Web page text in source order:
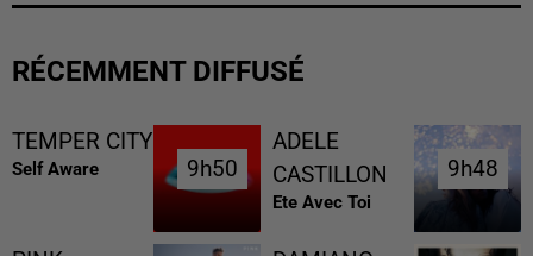
RÉCEMMENT DIFFUSÉ
TEMPER CITY
Self Aware 9h50
9h50
ADELE
CASTILLON
Ete Avec Toi
9h48
9h48